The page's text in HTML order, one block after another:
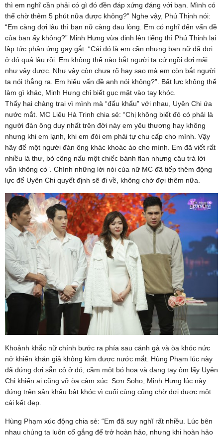
thì em nghĩ cần phải có gì đó đền đáp xứng đáng với bạn. Mình có
thể chờ thêm 5 phút nữa được không?” Nghe vậy, Phú Thịnh nói:
“Em càng đợi lâu thì bạn nữ càng đau lòng. Em có nghĩ đến vấn đề
của bạn ấy không?” Minh Hưng vừa định lên tiếng thì Phú Thịnh lại
lập tức phản ứng gay gắt: “Cái đó là em cần nhưng bạn nữ đã đợi
ở đó quá lâu rồi. Em không thể nào bắt người ta cứ ngồi đợi mãi
như vậy được. Như vậy còn chưa rõ hay sao mà em còn bắt người
ta nói thẳng ra. Em hiểu vấn đề anh nói không?”. Bất lực không thể
làm gì khác, Minh Hưng chỉ biết gục mặt vào tay khóc.
Thấy hai chàng trai vì mình mà “đấu khẩu” với nhau, Uyên Chi ứa
nước mắt. MC Liêu Hà Trinh chia sẻ: “Chị không biết đó có phải là
người đàn ông duy nhất trên đời này em yêu thương hay không
nhưng khi em lạnh, khi em đói em phải tự chu cấp cho mình. Vậy
hãy để một người đàn ông khác khoác áo cho mình. Em đã viết rất
nhiều lá thư, bỏ công nấu một chiếc bánh flan nhưng câu trả lời
vẫn không có”. Chính những lời nói của nữ MC đã tiếp thêm động
lực để Uyên Chi quyết định sẽ đi về, không chờ đợi thêm nữa.
Khoảnh khắc nữ chính bước ra phía sau cánh gà và òa khóc nức
nở khiến khán giả không kìm được nước mắt. Hùng Phạm lúc này
đã đứng đợi sẵn cô ở đó, cầm một bó hoa và dang tay ôm lấy Uyên
Chi khiến ai cũng vỡ òa cảm xúc. Sơn Soho, Minh Hưng lúc này
đứng trên sân khấu bật khóc vì cuối cùng cũng chờ đợi được một
cái kết đẹp.
Hùng Phạm xúc động chia sẻ: “Em đã suy nghĩ rất nhiều. Lúc bên
nhau chúng ta luôn cố gắng để trở hoàn hảo, nhưng khi hoàn hảo